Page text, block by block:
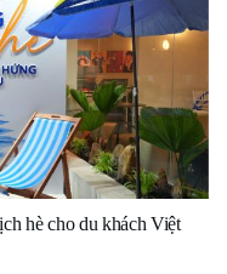
hè cho du khách Việt